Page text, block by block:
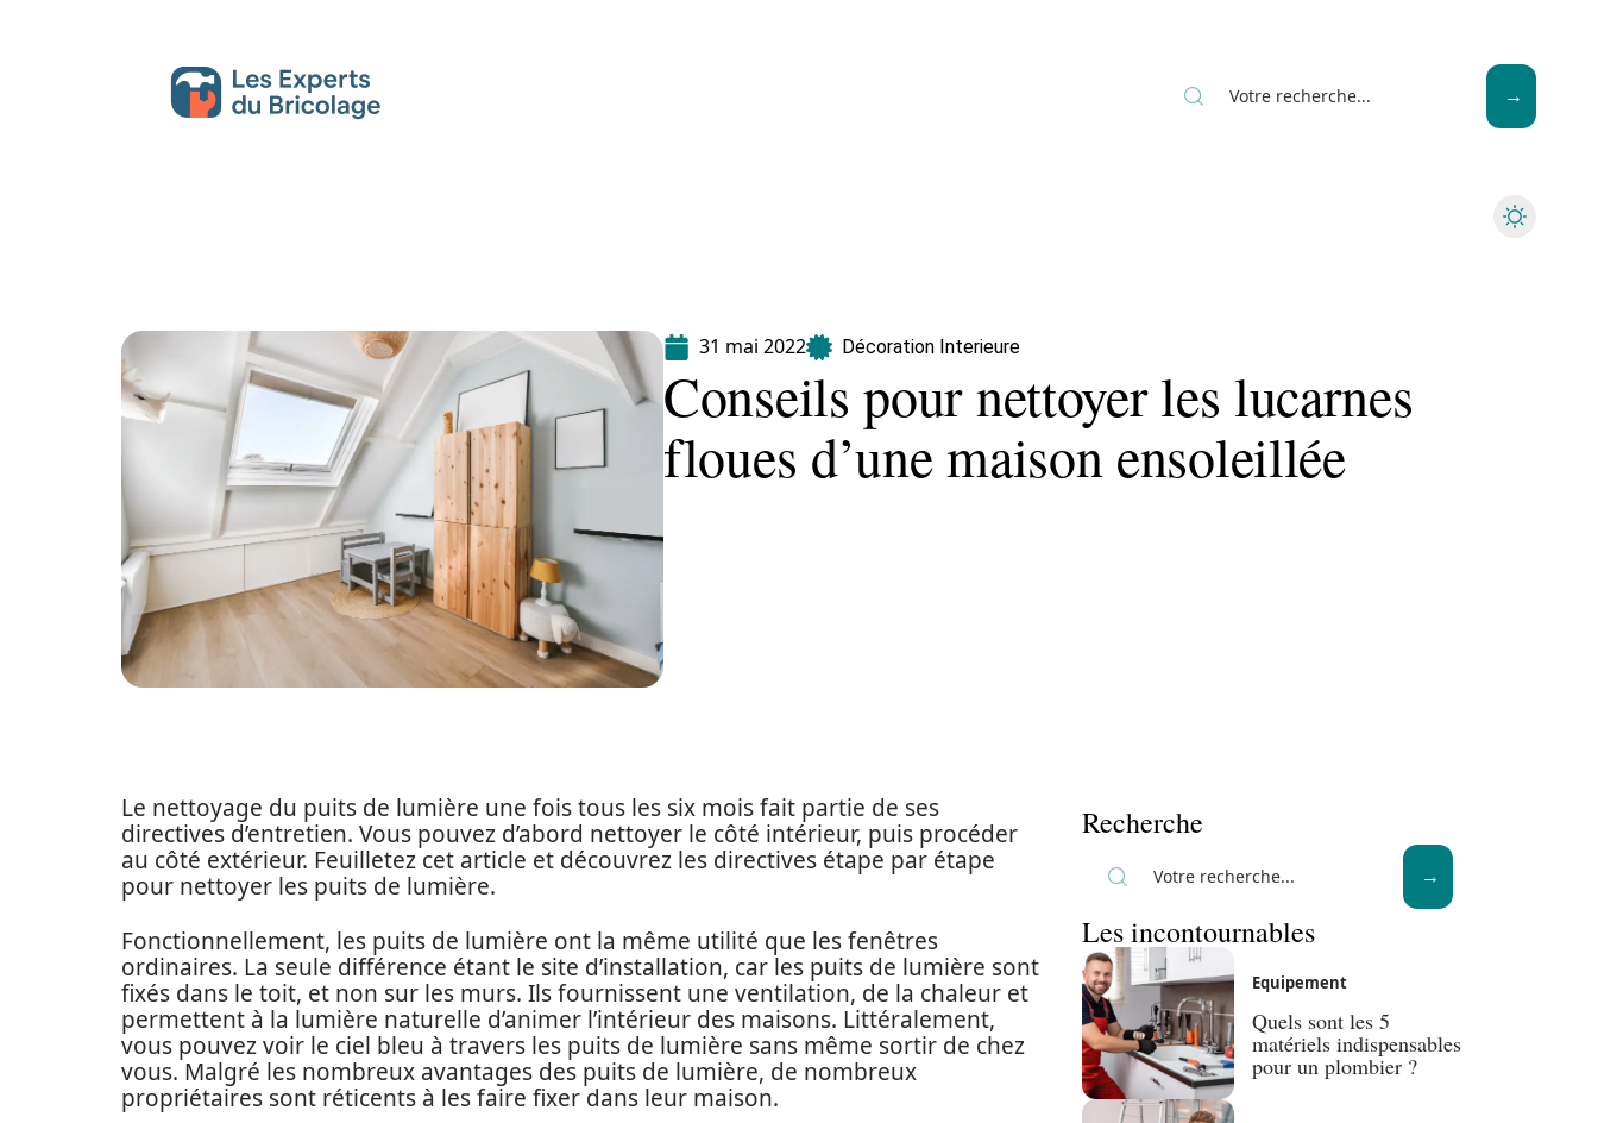
31 mai 2022 Décoration Interieure
Conseils pour nettoyer les lucarnes
floues d’une maison ensoleillée
Le nettoyage du puits de lumière une fois tous les six mois fait partie de ses
directives d’entretien. Vous pouvez d’abord nettoyer le côté intérieur, puis procéder
au côté extérieur. Feuilletez cet article et découvrez les directives étape par étape
pour nettoyer les puits de lumière.
Fonctionnellement, les puits de lumière ont la même utilité que les fenêtres
ordinaires. La seule différence étant le site d’installation, car les puits de lumière sont
fixés dans le toit, et non sur les murs. Ils fournissent une ventilation, de la chaleur et
permettent à la lumière naturelle d’animer l’intérieur des maisons. Littéralement,
vous pouvez voir le ciel bleu à travers les puits de lumière sans même sortir de chez
vous. Malgré les nombreux avantages des puits de lumière, de nombreux
propriétaires sont réticents à les faire fixer dans leur maison.
Recherche
Les incontournables
Equipement
Quels sont les 5
matériels indispensables
pour un plombier ?